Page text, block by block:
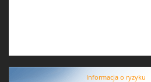
Informacja o ryzyku